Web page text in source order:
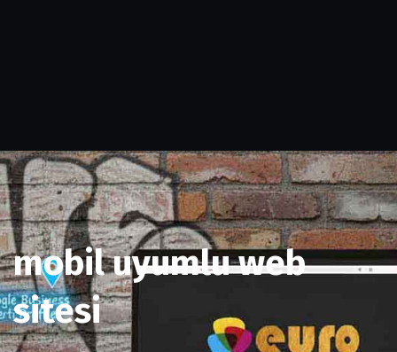
mobil uyumlu web
sitesi